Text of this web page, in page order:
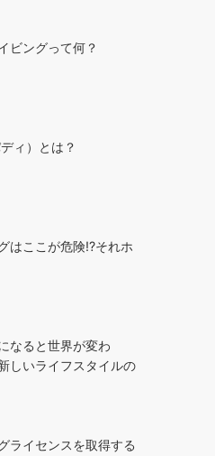
ビングって何？
ィ）とは？
はここが危険!?それホ
なると世界が変わ
しいライフスタイルの
ライセンスを取得する